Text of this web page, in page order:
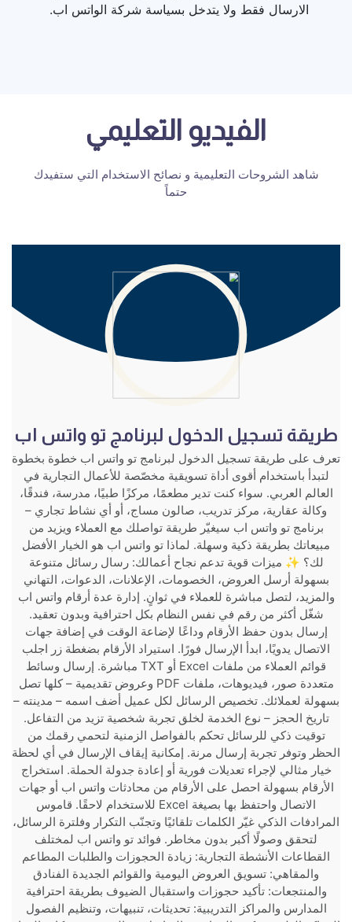
الارسال فقط ولا يتدخل بسياسة شركة الواتس اب.
الفيديو التعليمي
شاهد الشروحات التعليمية و نصائح الاستخدام التي ستفيدك
حتماً
طريقة تسجيل الدخول لبرنامج تو واتس اب
تعرف على طريقة تسجيل الدخول لبرنامج تو واتس اب خطوة بخطوة
لتبدأ باستخدام أقوى أداة تسويقية مخصّصة للأعمال التجارية في
العالم العربي. سواء كنت تدير مطعمًا، مركزًا طبيًا، مدرسة، فندقًا،
وكالة عقارية، مركز تدريب، صالون مساج، أو أي نشاط تجاري –
برنامج تو واتس اب سيغيّر طريقة تواصلك مع العملاء ويزيد من
مبيعاتك بطريقة ذكية وسهلة. لماذا تو واتس اب هو الخيار الأفضل
لك؟ ✨ ميزات قوية تدعم نجاح أعمالك: رسال رسائل متنوعة
بسهولة أرسل العروض، الخصومات، الإعلانات، الدعوات، التهاني
والمزيد، لتصل مباشرة للعملاء في ثوانٍ. إدارة عدة أرقام واتس اب
شغّل أكثر من رقم في نفس النظام بكل احترافية وبدون تعقيد.
إرسال بدون حفظ الأرقام وداعًا لإضاعة الوقت في إضافة جهات
الاتصال يدويًا، ابدأ الإرسال فورًا. استيراد الأرقام بضغطة زر اجلب
قوائم العملاء من ملفات Excel أو TXT مباشرة. إرسال وسائط
متعددة صور، فيديوهات، ملفات PDF وعروض تقديمية – كلها تصل
بسهولة لعملائك. تخصيص الرسائل لكل عميل أضف اسمه – مدينته –
تاريخ الحجز – نوع الخدمة لخلق تجربة شخصية تزيد من التفاعل.
توقيت ذكي للرسائل تحكم بالفواصل الزمنية لتحمي رقمك من
الحظر وتوفر تجربة إرسال مرنة. إمكانية إيقاف الإرسال في أي لحظة
خيار مثالي لإجراء تعديلات فورية أو إعادة جدولة الحملة. استخراج
الأرقام بسهولة احصل على الأرقام من محادثات واتس اب أو جهات
الاتصال واحتفظ بها بصيغة Excel للاستخدام لاحقًا. قاموس
المرادفات الذكي غيّر الكلمات تلقائيًا وتجنّب التكرار وفلترة الرسائل،
لتحقق وصولًا أكبر بدون مخاطر. فوائد تو واتس اب لمختلف
القطاعات الأنشطة التجارية: زيادة الحجوزات والطلبات المطاعم
والمقاهي: تسويق العروض اليومية والقوائم الجديدة الفنادق
والمنتجعات: تأكيد حجوزات واستقبال الضيوف بطريقة احترافية
المدارس والمراكز التدريبية: تحديثات، تنبيهات، وتنظيم الفصول